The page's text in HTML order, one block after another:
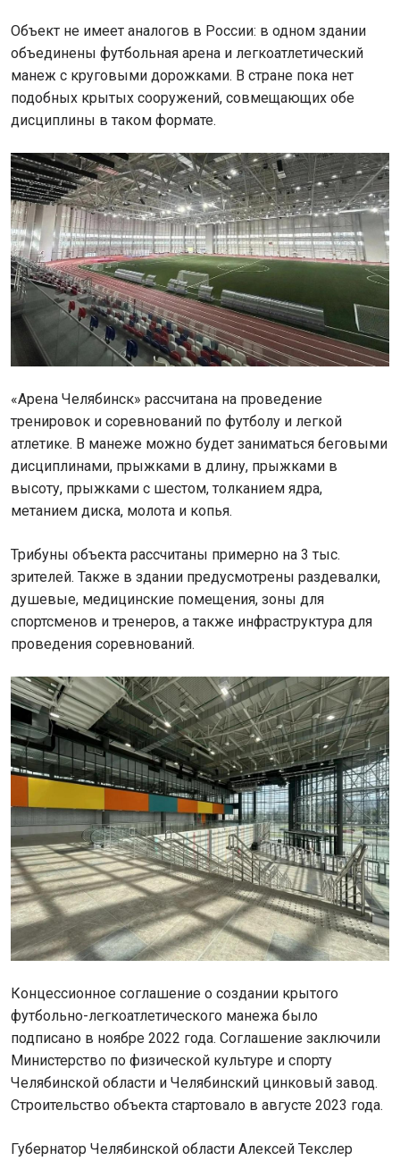
Объект не имеет аналогов в России: в одном здании
объединены футбольная арена и легкоатлетический
манеж с круговыми дорожками. В стране пока нет
подобных крытых сооружений, совмещающих обе
дисциплины в таком формате.
«Арена Челябинск» рассчитана на проведение
тренировок и соревнований по футболу и легкой
атлетике. В манеже можно будет заниматься беговыми
дисциплинами, прыжками в длину, прыжками в
высоту, прыжками с шестом, толканием ядра,
метанием диска, молота и копья.
Трибуны объекта рассчитаны примерно на 3 тыс.
зрителей. Также в здании предусмотрены раздевалки,
душевые, медицинские помещения, зоны для
спортсменов и тренеров, а также инфраструктура для
проведения соревнований.
Концессионное соглашение о создании крытого
футбольно-легкоатлетического манежа было
подписано в ноябре 2022 года. Соглашение заключили
Министерство по физической культуре и спорту
Челябинской области и Челябинский цинковый завод.
Строительство объекта стартовало в августе 2023 года.
Губернатор Челябинской области Алексей Текслер